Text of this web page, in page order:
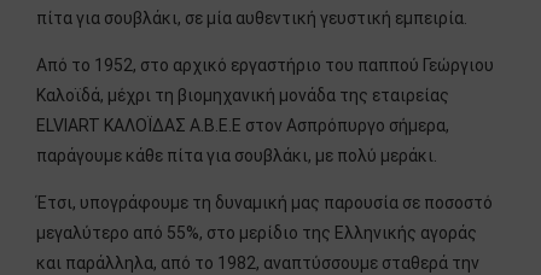
πίτα για σουβλάκι, σε μία αυθεντική γευστική εμπειρία.
Από το 1952, στο αρχικό εργαστήριο του παππού Γεώργιου
Kαλοϊδά, μέχρι τη βιομηχανική μονάδα της εταιρείας
ELVIART ΚΑΛΟΪΔΑΣ A.B.E.E στον Ασπρόπυργο σήμερα,
παράγουμε κάθε πίτα για σουβλάκι, με πολύ μεράκι.
Έτσι, υπογράφουμε τη δυναμική μας παρουσία σε ποσοστό
μεγαλύτερο από 55%, στο μερίδιο της Ελληνικής αγοράς
και παράλληλα, από το 1982, αναπτύσσουμε σταθερά την